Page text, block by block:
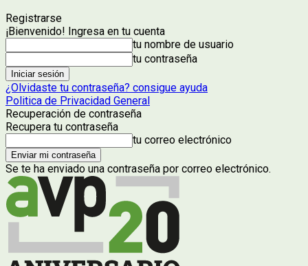
Registrarse
¡Bienvenido! Ingresa en tu cuenta
tu nombre de usuario
tu contraseña
¿Olvidaste tu contraseña? consigue ayuda
Politica de Privacidad General
Recuperación de contraseña
Recupera tu contraseña
tu correo electrónico
Se te ha enviado una contraseña por correo electrónico.